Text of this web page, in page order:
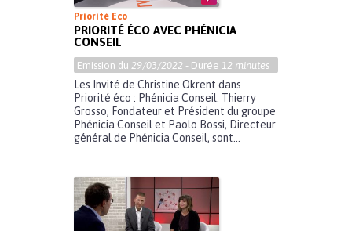
Priorité Eco
PRIORITÉ ÉCO AVEC PHÉNICIA
CONSEIL
Emission du 29/03/2022 - Durée 12 minutes
Les Invité de Christine Okrent dans
Priorité éco : Phénicia Conseil. Thierry
Grosso, Fondateur et Président du groupe
Phénicia Conseil et Paolo Bossi, Directeur
général de Phénicia Conseil, sont...